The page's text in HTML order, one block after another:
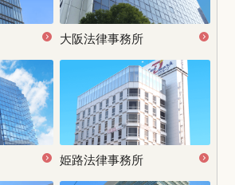
大阪法律事務所
姫路法律事務所